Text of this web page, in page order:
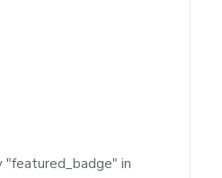
"featured_badge" in